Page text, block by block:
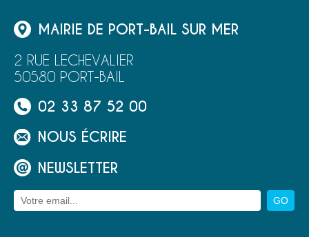
MAIRIE DE PORT-BAIL SUR MER
2 RUE LECHEVALIER
50580 PORT-BAIL
02 33 87 52 00
NOUS ÉCRIRE
NEWSLETTER